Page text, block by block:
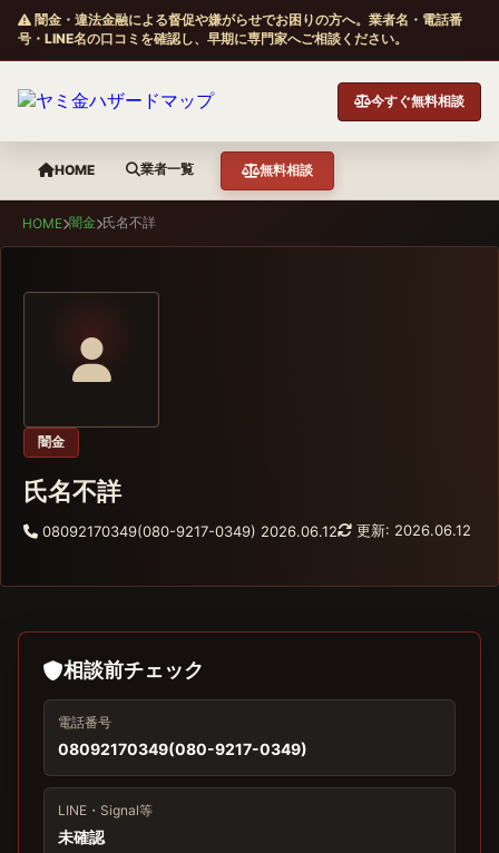
闇金・違法金融による督促や嫌がらせでお困りの方へ。業者名・電話番
号・LINE名の口コミを確認し、早期に専門家へご相談ください。
今すぐ無料相談
HOME 業者一覧 無料相談
HOME 闇金 氏名不詳
闇金
氏名不詳
08092170349(080-9217-0349) 2026.06.12 更新: 2026.06.12
相談前チェック
電話番号
08092170349(080-9217-0349)
LINE・Signal等
未確認